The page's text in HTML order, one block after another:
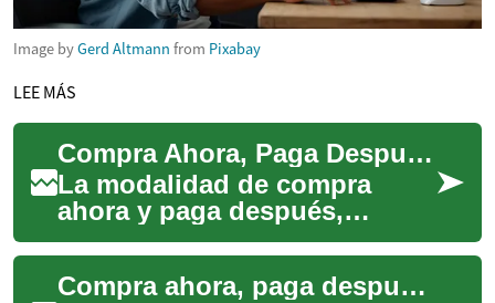
Image byGerd Altmann from Pixabay
LEE MÁS
Compra Ahora, Paga Después: Una Guía Completa para Smartphones
La modalidad de compra
ahora y paga después,
conocida en inglés como
"Buy Now, Pay Later" (BNPL),
se ha convertido en...
Compra ahora, paga después: Una nueva forma de financiar tus compras